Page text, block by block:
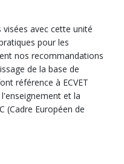
avec cette unité
pour les
nos recommandations
de la base de
référence à ECVET
et la
(Cadre Européen de